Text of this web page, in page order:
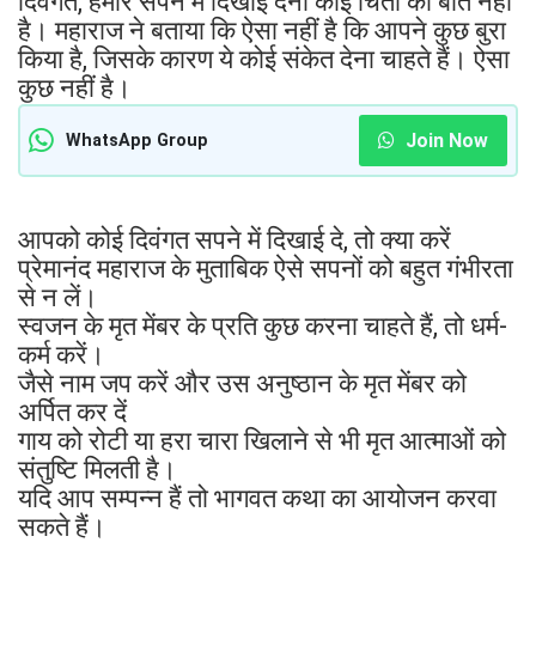
है। महाराज ने बताया कि ऐसा नहीं है कि आपने कुछ बुरा
किया है, जिसके कारण ये कोई संकेत देना चाहते हैं। ऐसा
कुछ नहीं है।
WhatsApp Group Join Now
आपको कोई दिवंगत सपने में दिखाई दे, तो क्या करें
प्रेमानंद महाराज के मुताबिक ऐसे सपनों को बहुत गंभीरता
से न लें।
स्वजन के मृत मेंबर के प्रति कुछ करना चाहते हैं, तो धर्म-
कर्म करें।
जैसे नाम जप करें और उस अनुष्ठान के मृत मेंबर को
अर्पित कर दें
गाय को रोटी या हरा चारा खिलाने से भी मृत आत्माओं को
संतुष्टि मिलती है।
यदि आप सम्पन्न हैं तो भागवत कथा का आयोजन करवा
सकते हैं।